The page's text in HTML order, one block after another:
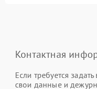
Контактная
Если требуется
свои данные и